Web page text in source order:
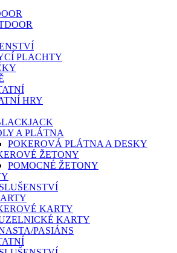
PLACHTY
HRY
A PLÁTNA
POKEROVÁ PLÁTNA A DESKY
ŽETONY
POMOCNÉ ŽETONY
KARTY
KARTY
PASIÁNS